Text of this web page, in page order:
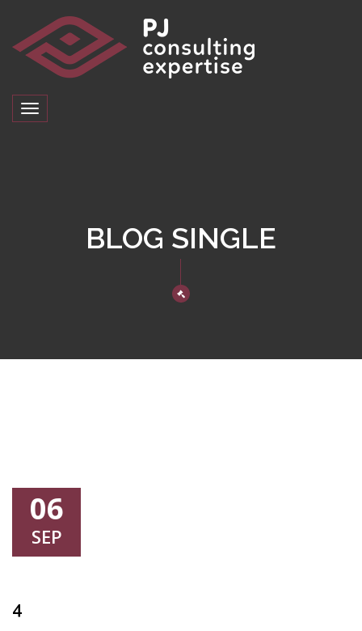
Toggle
navigation
BLOG SINGLE
06
SEP
4